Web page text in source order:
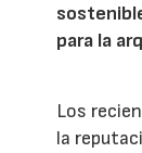
para la
Los
la